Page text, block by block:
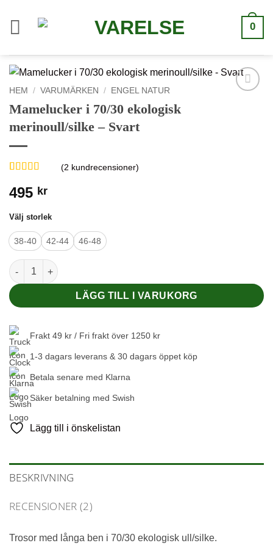
innehåll
0
HEM / VARUMÄRKEN / ENGEL NATUR
Mamelucker i 70/30 ekologisk
merinoull/silke – Svart
av 5 baserat
på
(2 kundrecensioner)
495 kr
Välj storlek
38-40 42-44 46-48
Mamelucker i 70/30 ekologisk merinoull/silke - Svart mängd
LÄGG TILL I VARUKORG
Frakt 49 kr / Fri frakt över 1250 kr
1-3 dagars leverans & 30 dagars öppet köp
Betala senare med Klarna
Säker betalning med Swish
Lägg till i önskelistan
BESKRIVNING
RECENSIONER (2)
Trosor med långa ben i 70/30 ekologisk ull/silke.